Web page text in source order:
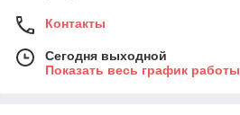
Контакты
Сегодня выходной
Показать весь график работы